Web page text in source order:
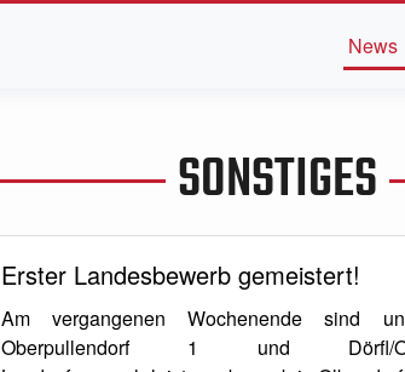
News
SONSTIGES
Erster Landesbewerb gemeistert!
Am vergangenen Wochenende sind
Oberpullendorf 1 und Dörfl/